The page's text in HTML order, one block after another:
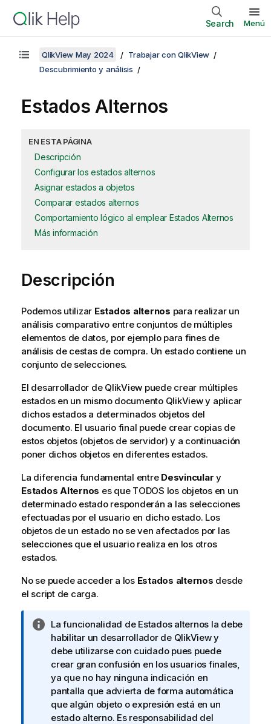
Search Menú
QlikView May 2024
Trabajar con QlikView
Descubrimiento y análisis
Estados Alternos
EN ESTA PÁGINA
Descripción
Configurar los estados alternos
Asignar estados a objetos
Comparar estados alternos
Comportamiento lógico al emplear Estados Alternos
Más información
Descripción
Podemos utilizar Estados alternos para realizar un
análisis comparativo entre conjuntos de múltiples
elementos de datos, por ejemplo para fines de
análisis de cestas de compra. Un estado contiene un
conjunto de selecciones.
El desarrollador de QlikView puede crear múltiples
estados en un mismo documento QlikView y aplicar
dichos estados a determinados objetos del
documento. El usuario final puede crear copias de
estos objetos (objetos de servidor) y a continuación
poner dichos objetos en diferentes estados.
La diferencia fundamental entre Desvincular y
Estados Alternos es que TODOS los objetos en un
determinado estado responderán a las selecciones
efectuadas por el usuario en dicho estado. Los
objetos de un estado no se ven afectados por las
selecciones que el usuario realiza en los otros
estados.
No se puede acceder a los Estados alternos desde
el script de carga.
N
o
t
a
i
n
f
o
La funcionalidad de Estados alternos la debe
habilitar un desarrollador de QlikView y
debe utilizarse con cuidado pues puede
crear gran confusión en los usuarios finales,
ya que no hay ninguna indicación en
pantalla que advierta de forma automática
que algún objeto o expresión está en un
estado alterno. Es responsabilidad del